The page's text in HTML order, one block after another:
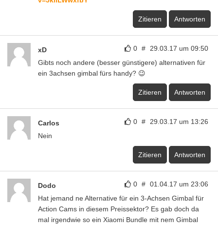
Zitieren Antworten
0 # 29.03.17 um 09:50
xD
Gibts noch andere (besser günstigere) alternativen für
ein 3achsen gimbal fürs handy? 😉
Zitieren Antworten
0 # 29.03.17 um 13:26
Carlos
Nein
Zitieren Antworten
0 # 01.04.17 um 23:06
Dodo
Hat jemand ne Alternative für ein 3-Achsen Gimbal für
Action Cams in diesem Preissektor? Es gab doch da
mal irgendwie so ein Xiaomi Bundle mit nem Gimbal